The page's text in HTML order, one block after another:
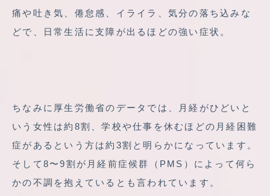
痛や吐き気、倦怠感、イライラ、気分の落ち込みな
どで、日常生活に支障が出るほどの強い症状。
ちなみに厚生労働省のデータでは、月経がひどいと
いう女性は約8割、学校や仕事を休むほどの月経困難
症があるという方は約3割と明らかになっています。
そして8〜9割が月経前症候群（PMS）によって何ら
かの不調を抱えているとも言われています。